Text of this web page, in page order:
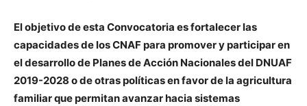
El objetivo de esta Convocatoria es fortalecer las
capacidades de los CNAF para promover y participar en
el desarrollo de Planes de Acción Nacionales del DNUAF
2019-2028 o de otras políticas en favor de la agricultura
familiar que permitan avanzar hacia sistemas